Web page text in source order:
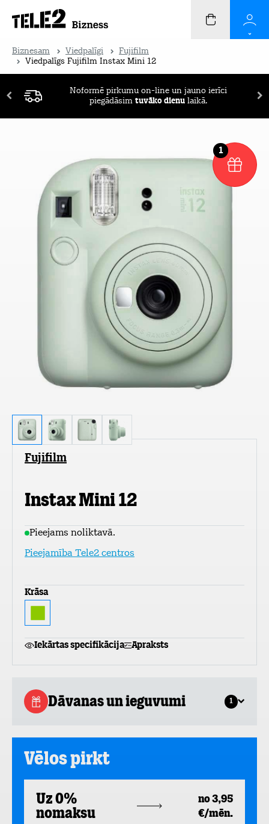
Biznesam Viedpalīgi
Fujifilm
Viedpalīgs Fujifilm Instax Mini 12
Noformē pirkumu on-line un jauno ierīci
piegādāsim tuvāko dienu laikā.
1
Fujifilm
Instax Mini 12
Pieejams noliktavā.
Pieejamība Tele2 centros
Krāsa
Iekārtas specifikācija Apraksts
Dāvanas un ieguvumi 1
Vēlos pirkt
Uz 0%
nomaksu
no 3,95
€/mēn.